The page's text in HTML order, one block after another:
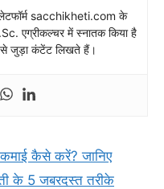
sacchikheti.com के
एग्रीकल्चर में स्नातक किया है
से जुड़ा कंटेंट लिखते हैं।
कैसे करें? जानिए
के 5 जबरदस्त तरीके